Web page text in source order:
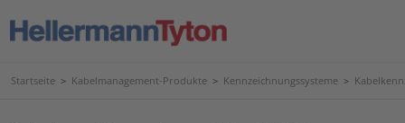
Startseite > Kabelmanagement-Produkte > Kennzeichnungssysteme >